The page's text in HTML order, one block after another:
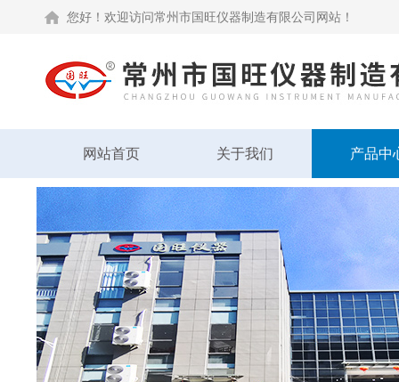
您好！欢迎访问常州市国旺仪器制造有限公司网站！
网站首页 关于我们 产品中